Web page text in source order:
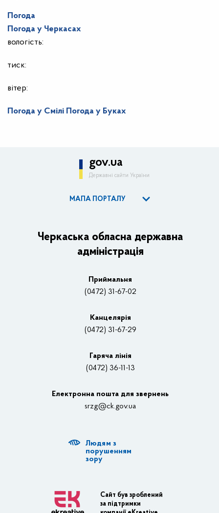
Погода
Погода у Черкасах
вологість:
тиск:
вітер:
Погода у Смілі Погода у Буках
gov.ua
Державні сайти України
МАПА ПОРТАЛУ
Керівництво адміністрації
Основні завдання та нормативно-правові засади
Нагороди
Контакти
Відеотрансляції
Структурні підрозділи ОДА
Діяльність ОДА
Транспортна інфраструктура
Черкаська обласна державна
адміністрація
Приймальня
(0472) 31-67-02
Канцелярiя
(0472) 31-67-29
Гаряча лінія
(0472) 36-11-13
Електронна пошта для звернень
srzg@ck.gov.ua
Людям з
порушенням
зору
Сайт був зроблений
за підтримки